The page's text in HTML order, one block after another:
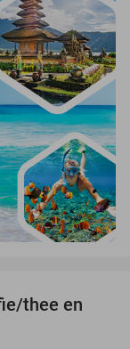
61%
thee en